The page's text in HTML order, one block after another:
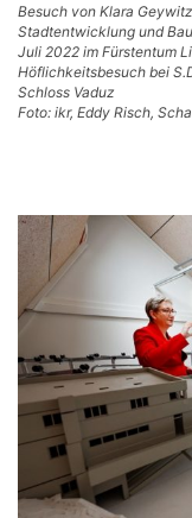
Besuch von Klara
Stadtentwicklung und
Juli 2022 im Fürstentum
Höflichkeitsbesuch bei
Schloss Vaduz
Foto: ikr, Eddy Risch,